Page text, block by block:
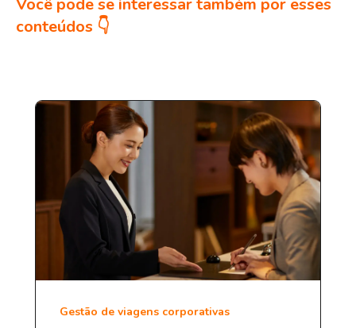
Você pode se interessar também por esses
conteúdos 👇
Gestão de viagens corporativas